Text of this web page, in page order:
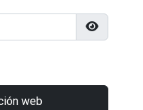
Mostrar
web